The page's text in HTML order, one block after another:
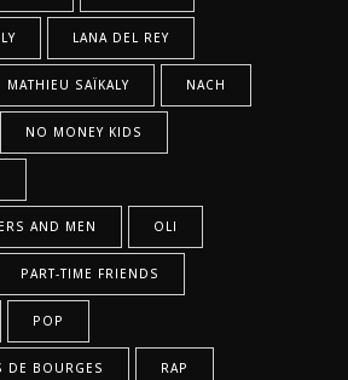
LANA DEL REY
MATHIEU SAÏKALY NACH
NO MONEY KIDS
AND MEN OLI
PART-TIME FRIENDS
POP
DE BOURGES RAP